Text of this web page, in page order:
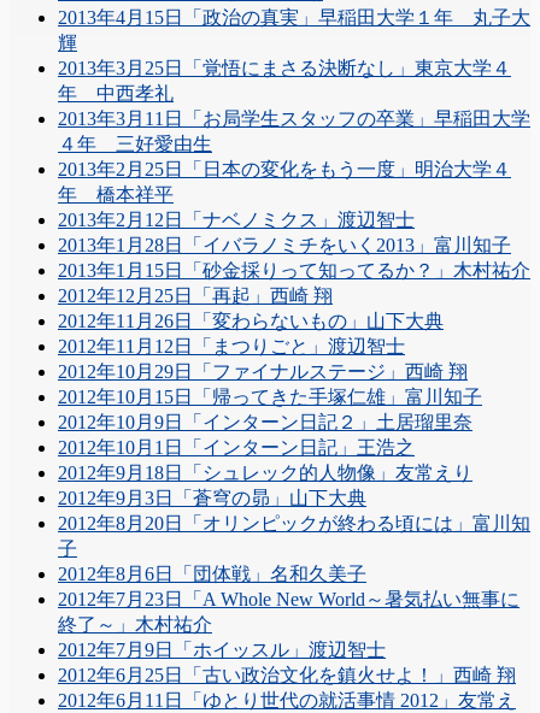
2013年4月15日「政治の真実」早稲田大学１年 丸子大
輝
2013年3月25日「覚悟にまさる決断なし」東京大学４
年 中西孝礼
2013年3月11日「お局学生スタッフの卒業」早稲田大学
４年 三好愛由生
2013年2月25日「日本の変化をもう一度」明治大学４
年 橋本祥平
2013年2月12日「ナベノミクス」渡辺智士
2013年1月28日「イバラノミチをいく2013」富川知子
2013年1月15日「砂金採りって知ってるか？」木村祐介
2012年12月25日「再起」西崎 翔
2012年11月26日「変わらないもの」山下大典
2012年11月12日「まつりごと」渡辺智士
2012年10月29日「ファイナルステージ」西崎 翔
2012年10月15日「帰ってきた手塚仁雄」富川知子
2012年10月9日「インターン日記２」土居瑠里奈
2012年10月1日「インターン日記」王浩之
2012年9月18日「シュレック的人物像」友常えり
2012年9月3日「蒼穹の昴」山下大典
2012年8月20日「オリンピックが終わる頃には」富川知
子
2012年8月6日「団体戦」名和久美子
2012年7月23日「A Whole New World～暑気払い無事に
終了～」木村祐介
2012年7月9日「ホイッスル」渡辺智士
2012年6月25日「古い政治文化を鎮火せよ！」西崎 翔
2012年6月11日「ゆとり世代の就活事情 2012」友常え